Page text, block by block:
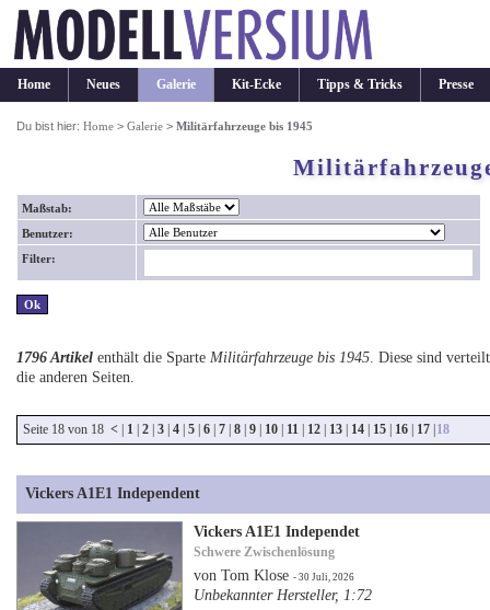
Home Neues Galerie Kit-Ecke Tipps & Tricks Presse
Du bist hier:Home >Galerie >Militärfahrzeuge bis 1945
Maßstab:
Benutzer:
Filter:
1796 Artikel enthält die Sparte Militärfahrzeuge bis 1945 . Diese sind
die anderen Seiten.
Seite 18 von 18 < | 1 | 2 | 3 | 4 | 5 | 6 | 7 | 8 | 9 | 10 | 11 | 12 | 13 | 14 | 15 | 16 | 17 |18
Vickers A1E1 Independent
Vickers A1E1 Independet
Schwere Zwischenlösung
von Tom Klose- 30 Juli, 2026
Unbekannter Hersteller, 1:72